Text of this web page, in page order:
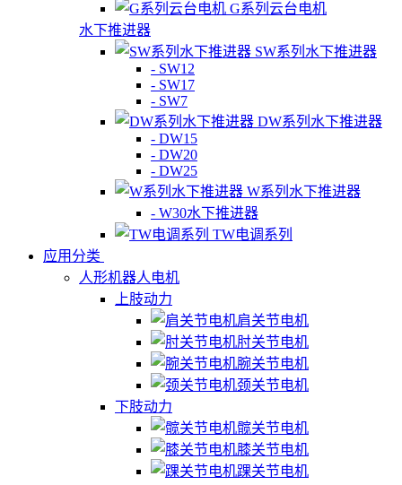
G系列云台电机
水下推进器
SW系列水下推进器
- SW12
- SW17
- SW7
DW系列水下推进器
- DW15
- DW20
- DW25
W系列水下推进器
- W30水下推进器
TW电调系列
应用分类
人形机器人电机
上肢动力
肩关节电机
肘关节电机
腕关节电机
颈关节电机
下肢动力
髋关节电机
膝关节电机
踝关节电机